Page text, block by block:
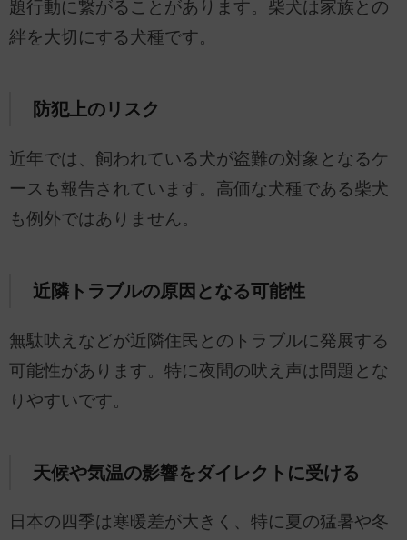
題行動に繋がることがあります。柴犬は家族との
絆を大切にする犬種です。
防犯上のリスク
近年では、飼われている犬が盗難の対象となるケ
ースも報告されています。高価な犬種である柴犬
も例外ではありません。
近隣トラブルの原因となる可能性
無駄吠えなどが近隣住民とのトラブルに発展する
可能性があります。特に夜間の吠え声は問題とな
りやすいです。
天候や気温の影響をダイレクトに受ける
日本の四季は寒暖差が大きく、特に夏の猛暑や冬